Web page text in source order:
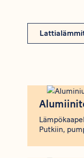
Putkiin,
Alumiiniteippi